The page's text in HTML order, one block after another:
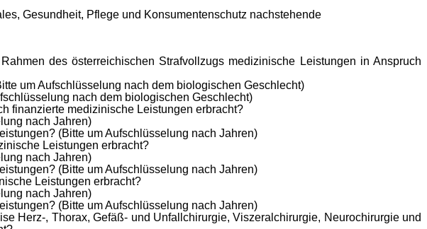
Gesundheit, Pflege und Konsumentenschutz nachstehende
des österreichischen Strafvollzugs medizinische Leistungen in Anspruch
um Aufschlüsselung nach dem biologischen Geschlecht)
nach dem biologischen Geschlecht)
finanzierte medizinische Leistungen erbracht?
nach Jahren)
(Bitte um Aufschlüsselung nach Jahren)
Leistungen erbracht?
nach Jahren)
(Bitte um Aufschlüsselung nach Jahren)
Leistungen erbracht?
nach Jahren)
(Bitte um Aufschlüsselung nach Jahren)
Herz-, Thorax, Gefäß- und Unfallchirurgie, Viszeralchirurgie, Neurochirurgie und